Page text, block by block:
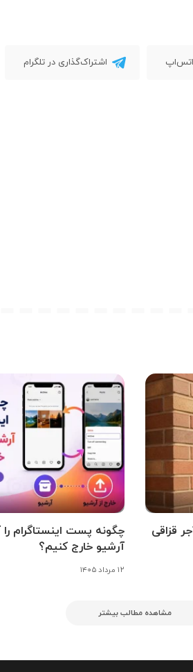
اشتراک‌گذاری در تلگرام
ویژگی آجر قزاقی
چگونه پست اینستاگرام را
آرشیو خارج کنیم؟
۱۲ مرداد ۱۴۰۵
مشاهده مطالب بیشتر